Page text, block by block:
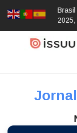
Brasil